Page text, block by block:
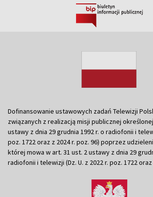
Dofinansowanie ustawowych zadań Telewizji
związanych z realizacją misji publicznej
ustawy z dnia 29 grudnia 1992 r. o radiofonii i
poz. 1722 oraz z 2024 r. poz. 96) poprzez
której mowa w art. 31 ust. 2 ustawy z dnia 29
radiofonii i telewizji (Dz. U. z 2022 r. poz. 1722 oraz